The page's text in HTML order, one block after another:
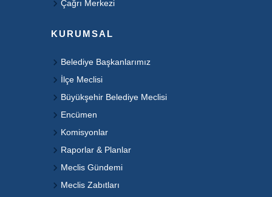
Çağrı Merkezi
KURUMSAL
Belediye Başkanlarımız
İlçe Meclisi
Büyükşehir Belediye Meclisi
Encümen
Komisyonlar
Raporlar & Planlar
Meclis Gündemi
Meclis Zabıtları